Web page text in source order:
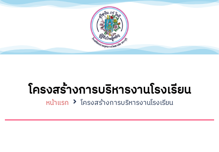
โครงสร้างการบริหารงานโรงเรียน
หน้าแรก โครงสร้างการบริหารงานโรงเรียน